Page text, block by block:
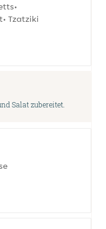
Tzatziki
Salat zubereitet.